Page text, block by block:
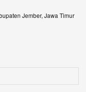
Jember, Jawa Timur